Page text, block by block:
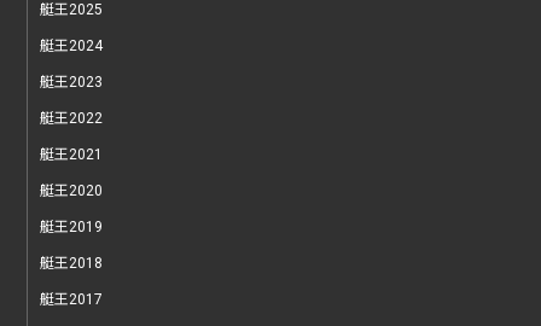
艇王2025
艇王2024
艇王2023
艇王2022
艇王2021
艇王2020
艇王2019
艇王2018
艇王2017